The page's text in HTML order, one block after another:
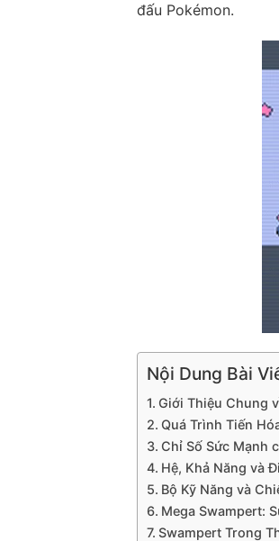
đấu Pokémon.
Nội Dung Bài
Giới Thiệu Chung
Quá Trình Tiến
Chỉ Số Sức Mạnh
Hệ, Khả Năng và
Bộ Kỹ Năng và
Mega Swampert:
Swampert Trong